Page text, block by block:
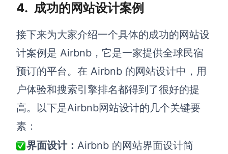
4. 成功的网站设计案例
接下来为大家介绍一个具体的成功的网站设
计案例是 Airbnb，它是一家提供全球民宿
预订的平台。在 Airbnb 的网站设计中，用
户体验和搜索引擎排名都得到了很好的提
高。以下是Airbnb网站设计的几个关键要
素：
界面设计： Airbnb 的网站界面设计简